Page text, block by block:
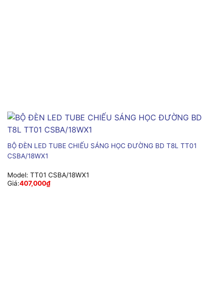
BỘ ĐÈN LED TUBE CHIẾU SÁNG HỌC ĐƯỜNG BD T8L TT01
CSBA/18WX1
Model: TT01 CSBA/18WX1
Giá:407,000₫